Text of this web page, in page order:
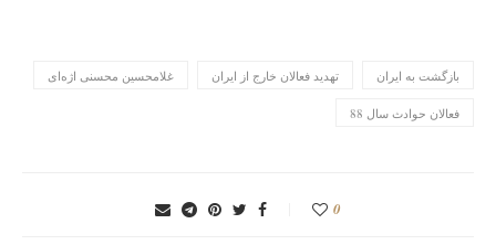
بازگشت به ایران تهدید فعالان خارج از ایران غلامحسین محسنی اژه‌ای
فعالان حوادث سال 88
0